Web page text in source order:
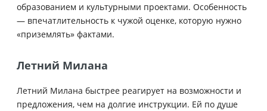
образованием и культурными проектами. Особенность
— впечатлительность к чужой оценке, которую нужно
«приземлять» фактами.
Летний Милана
Летний Милана быстрее реагирует на возможности и
предложения, чем на долгие инструкции. Ей по душе